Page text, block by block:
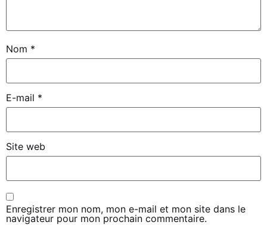
Nom *
E-mail *
Site web
Enregistrer mon nom, mon e-mail et mon site dans le
navigateur pour mon prochain commentaire.